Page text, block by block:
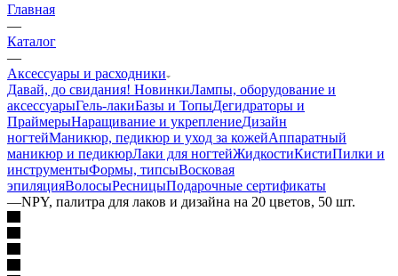
Главная
—
Каталог
—
Аксессуары и расходники
Давай, до свидания! НовинкиЛампы, оборудование и
аксессуарыГель-лакиБазы и ТопыДегидраторы и
ПраймерыНаращивание и укреплениеДизайн
ногтейМаникюр, педикюр и уход за кожейАппаратный
маникюр и педикюрЛаки для ногтейЖидкостиКистиПилки и
инструментыФормы, типсыВосковая
эпиляцияВолосыРесницыПодарочные сертификаты
—NPY, палитра для лаков и дизайна на 20 цветов, 50 шт.